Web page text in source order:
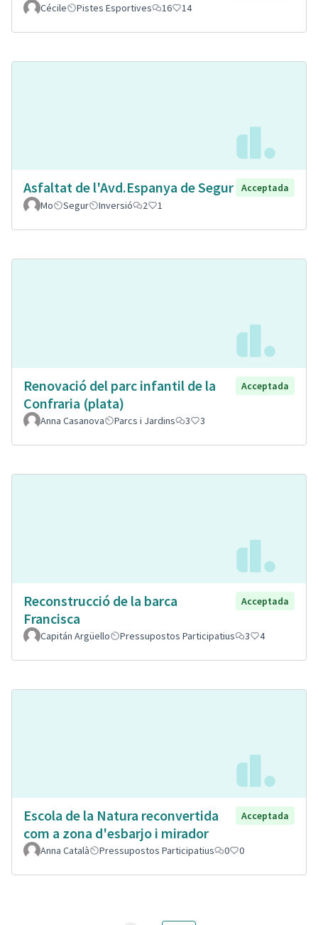
Cécile
Pistes Esportives 16 14
Asfaltat de l'Avd.Espanya de Segur
Acceptada
Mo
Segur Inversió 2 1
Renovació del parc infantil de la
Confraria (plata)
Acceptada
Anna Casanova Parcs i Jardins 3 3
Reconstrucció de la barca
Francisca
Acceptada
Capitán Argüello Pressupostos Participatius 3 4
Escola de la Natura reconvertida
com a zona d'esbarjo i mirador
Acceptada
Anna Català Pressupostos Participatius 0 0